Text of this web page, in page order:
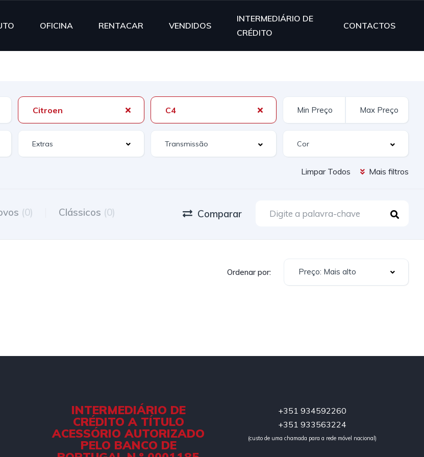
OFICINA RENTACAR VENDIDOS
INTERMEDIÁRIO DE
CRÉDITO
CONTACTOS
Citroen C4
Extras
Limpar Todos Mais filtros
(0) Clássicos (0) Comparar
Ordenar por: Preço: Mais alto
INTERMEDIÁRIO DE
CRÉDITO A TÍTULO
ACESSÓRIO AUTORIZADO
PELO BANCO DE
+351 934592260
+351 933563224
(custo de uma chamada para a rede móvel nacional)